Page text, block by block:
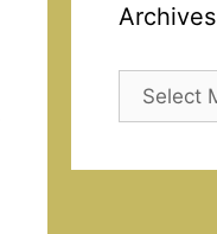
Archives
Archives